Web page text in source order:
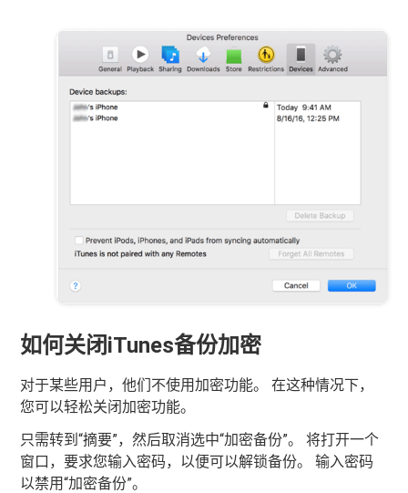
如何关闭iTunes备份加密
对于某些用户，他们不使用加密功能。 在这种情况下，
您可以轻松关闭加密功能。
只需转到“摘要”，然后取消选中“加密备份”。 将打开一个
窗口，要求您输入密码，以便可以解锁备份。 输入密码
以禁用“加密备份”。